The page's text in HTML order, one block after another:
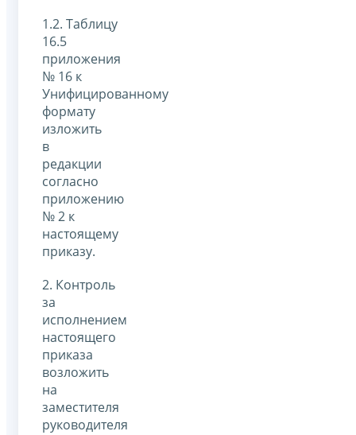
1.2. Таблицу
16.5
приложения
№ 16 к
Унифицированному
формату
изложить
в
редакции
согласно
приложению
№ 2 к
настоящему
приказу.
2. Контроль
за
исполнением
настоящего
приказа
возложить
на
заместителя
руководителя